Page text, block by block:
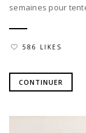
semaines pour
586 LIKES
CONTINUER